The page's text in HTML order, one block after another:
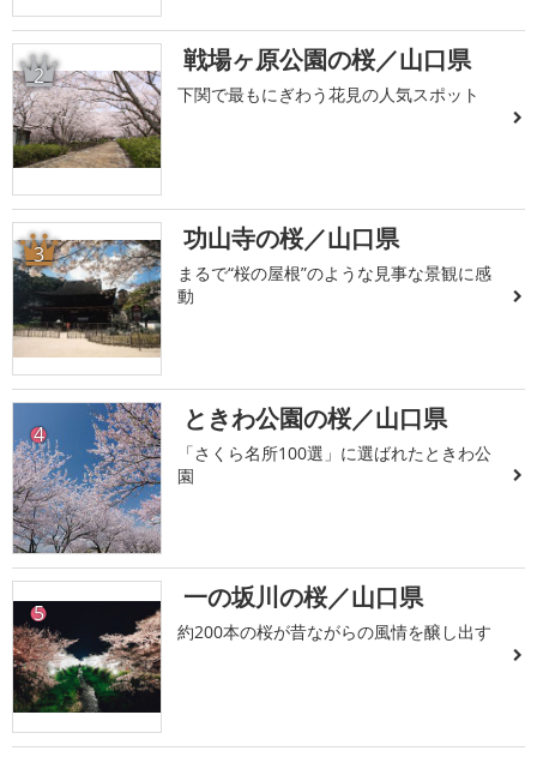
2 戦場ヶ原公園の桜／山口県
下関で最もにぎわう花見の人気スポット
3 功山寺の桜／山口県
まるで“桜の屋根”のような見事な景観に感
動
4 ときわ公園の桜／山口県
「さくら名所100選」に選ばれたときわ公
園
5 一の坂川の桜／山口県
約200本の桜が昔ながらの風情を醸し出す